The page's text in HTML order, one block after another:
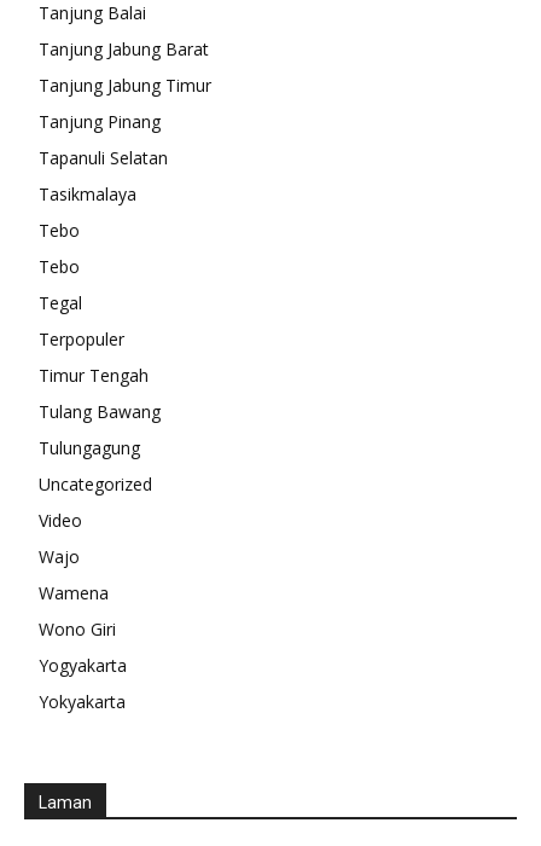
Tanjung Balai
Tanjung Jabung Barat
Tanjung Jabung Timur
Tanjung Pinang
Tapanuli Selatan
Tasikmalaya
Tebo
Tebo
Tegal
Terpopuler
Timur Tengah
Tulang Bawang
Tulungagung
Uncategorized
Video
Wajo
Wamena
Wono Giri
Yogyakarta
Yokyakarta
Laman